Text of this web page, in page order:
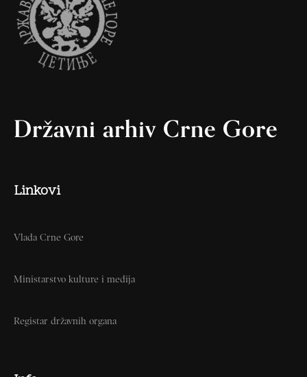
Državni arhiv Crne Gore
Linkovi
Vlada Crne Gore
Ministarstvo kulture i medija
Registar državnih organa